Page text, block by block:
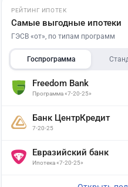
РЕЙТИНГ ИПОТЕК
Самые выгодные ипотеки
ГЭСВ «от», по типам программ
Госпрограмма
Freedom Bank
Программа «7-20-25»
Банк ЦентрКредит
7-20-25
Евразийский банк
Ипотека «7-20-25»